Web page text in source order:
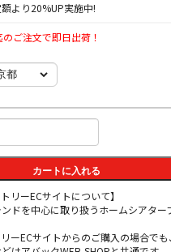
より20%UP実施中!
ご注文で即日出荷！
カートに入れる
リーECサイトについて】
ドを中心に取り扱うホームシアター
ーECサイトからのご購入の場合で